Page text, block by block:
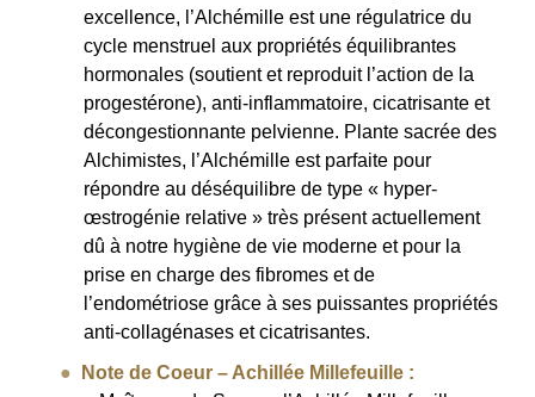
excellence, l’Alchémille est une régulatrice du
cycle menstruel aux propriétés équilibrantes
hormonales (soutient et reproduit l’action de la
progestérone), anti-inflammatoire, cicatrisante et
décongestionnante pelvienne. Plante sacrée des
Alchimistes, l’Alchémille est parfaite pour
répondre au déséquilibre de type « hyper-
œstrogénie relative » très présent actuellement
dû à notre hygiène de vie moderne et pour la
prise en charge des fibromes et de
l’endométriose grâce à ses puissantes propriétés
anti-collagénases et cicatrisantes.
Note de Coeur – Achillée Millefeuille :